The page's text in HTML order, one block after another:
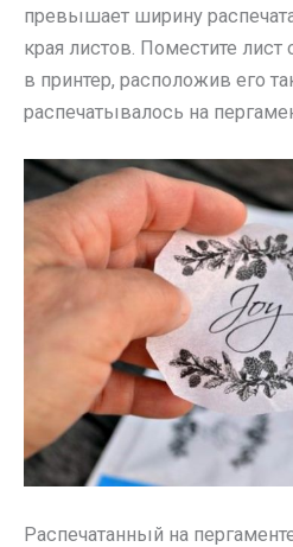
превышает ширину
края листов. Поместите
в принтер, расположив его
распечатывалось на
Распечатанный на